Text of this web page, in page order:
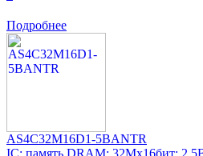
Подробнее
AS4C32M16D1-5BANTR
IC: память DRAM; 32Mx16бит;